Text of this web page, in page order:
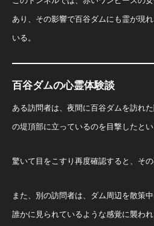
あり、その影響で百谷ダムにも霊が現
いる。 ​
百谷ダムの心霊体験談
ある訪問者は、夜間に百谷ダムを訪れ
の堤頂部に立っているのを目撃したとい
驚いて目をこすり再度確認すると、その
また、別の訪問者は、ダム周辺を散策
誰かに見られているような感覚に襲われ